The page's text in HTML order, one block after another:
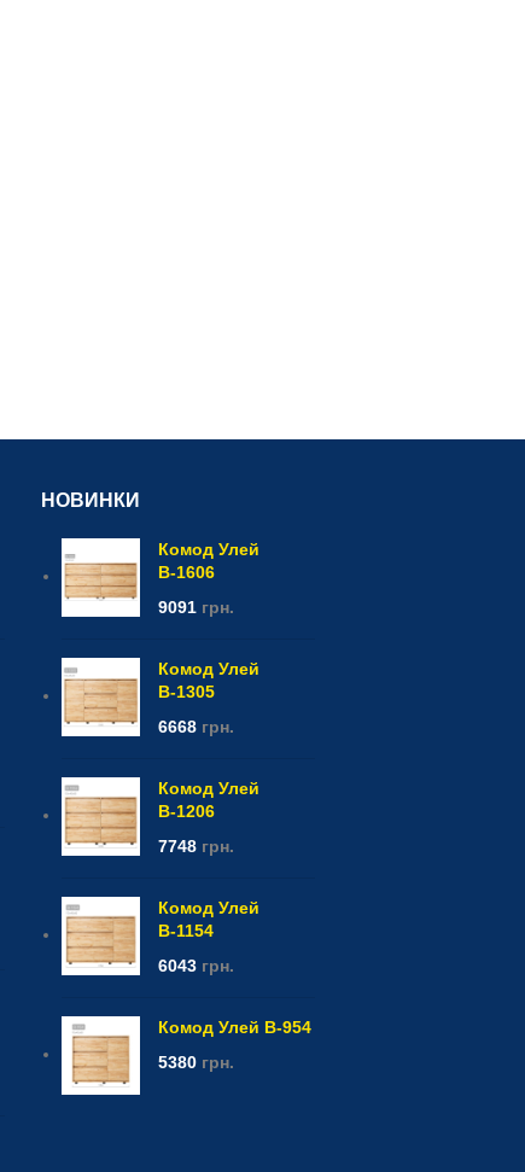
НОВИНКИ
Комод Улей
В-1606
9091 грн.
Комод Улей
В-1305
6668 грн.
Комод Улей
В-1206
7748 грн.
Комод Улей
В-1154
6043 грн.
Комод Улей В-954
5380 грн.